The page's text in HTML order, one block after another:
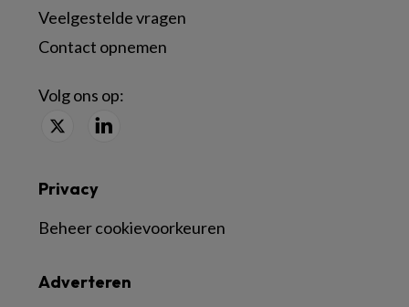
Veelgestelde vragen
Contact opnemen
Volg ons op:
Adverteren
Privacy
Beheer cookievoorkeuren